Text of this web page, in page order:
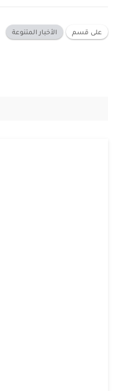
على قسم الأخبار المتنوعة